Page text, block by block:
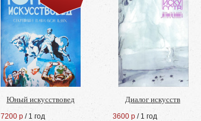
Юный искусствовед
7200 р / 1 год
Диалог искусств
3600 р / 1 год